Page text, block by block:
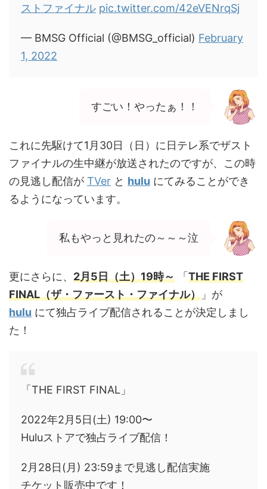
ストファイナル pic.twitter.com/42eVENrqSj
— BMSG Official (@BMSG_official) February
1, 2022
すごい！やったぁ！！
これに先駆けて1月30日（日）に日テレ系でザスト
ファイナルの生中継が放送されたのですが、この時
の見逃し配信が TVer と hulu にてみることができ
るようになっています。
私もやっと見れたの～～～泣
更にさらに、 2月5日（土）19時～ 「 THE FIRST
FINAL（ザ・ファースト・ファイナル） 」が
hulu にて独占ライブ配信されることが決定しまし
た！
「THE FIRST FINAL」
2022年2月5日(土) 19:00〜
Huluストアで独占ライブ配信！
2月28日(月) 23:59まで見逃し配信実施
チケット販売中です！